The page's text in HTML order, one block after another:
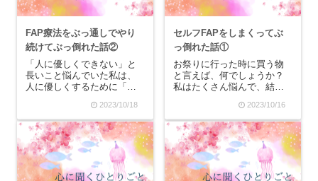
FAP療法をぶっ通しでやり
続けてぶっ倒れた話②
「人に優しくできない」と
長いこと悩んでいた私は、
人に優しくするために「優
「優しくない人」を参考に
したりしていました。本当
は、逐一心に「〇〇さんの
場合はどう対応すれば良い
の？」と聞けば良かったの
かもしれませんが、そうで
き...
2023/10/18
セルフFAPをしまくってぶ
っ倒れた話①
お祭りに行った時に買う物
と言えば、何でしょうか？
私はたくさん悩んで、結局
りんご飴は大き過ぎていつ
も残してしまうし、美味し
そうな屋台もたくさん出て
いるけれど、どれを選んで
良いか分かりません。唯一
スーパーボールすくいだ
け...
2023/10/16